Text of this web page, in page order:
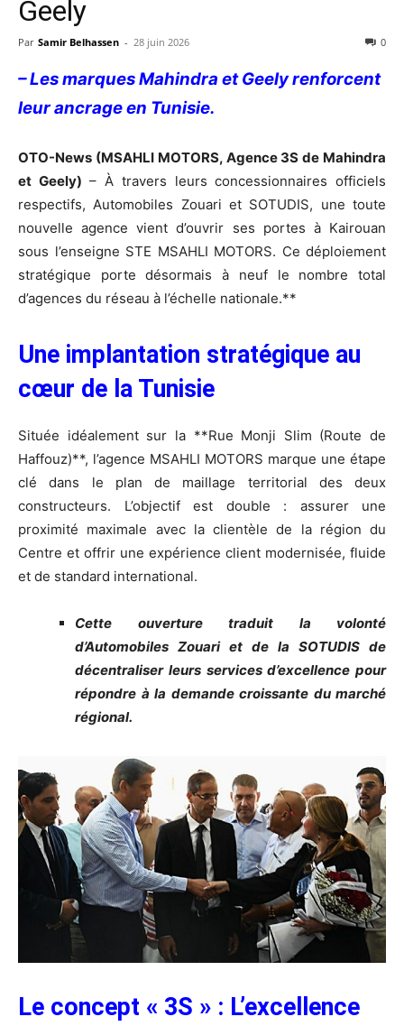
Geely
Par Samir Belhassen - 28 juin 2026 0
– Les marques Mahindra et Geely renforcent
leur ancrage en Tunisie.
OTO-News (MSAHLI MOTORS, Agence 3S de Mahindra
et Geely) – À travers leurs concessionnaires officiels
respectifs, Automobiles Zouari et SOTUDIS, une toute
nouvelle agence vient d’ouvrir ses portes à Kairouan
sous l’enseigne STE MSAHLI MOTORS. Ce déploiement
stratégique porte désormais à neuf le nombre total
d’agences du réseau à l’échelle nationale.**
Une implantation stratégique au
cœur de la Tunisie
Située idéalement sur la **Rue Monji Slim (Route de
Haffouz)**, l’agence MSAHLI MOTORS marque une étape
clé dans le plan de maillage territorial des deux
constructeurs. L’objectif est double : assurer une
proximité maximale avec la clientèle de la région du
Centre et offrir une expérience client modernisée, fluide
et de standard international.
Cette ouverture traduit la volonté
d’Automobiles Zouari et de la SOTUDIS de
décentraliser leurs services d’excellence pour
répondre à la demande croissante du marché
régional.
Le concept « 3S » : L’excellence